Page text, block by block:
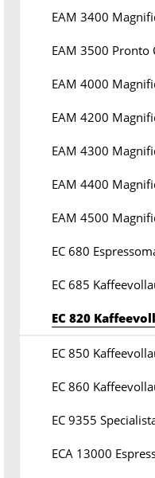
EAM 3400
EAM 3500 Pronto
EAM 4000
EAM 4200
EAM 4300
EAM 4400
EAM 4500
EC 680
EC 685
EC 820
EC 850
EC 860
EC 9355
ECA 13000